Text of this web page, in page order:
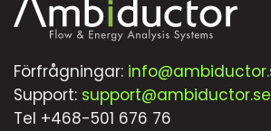
Förfrågningar:
Support: support@ambiductor.se
Tel +468-501 676 76